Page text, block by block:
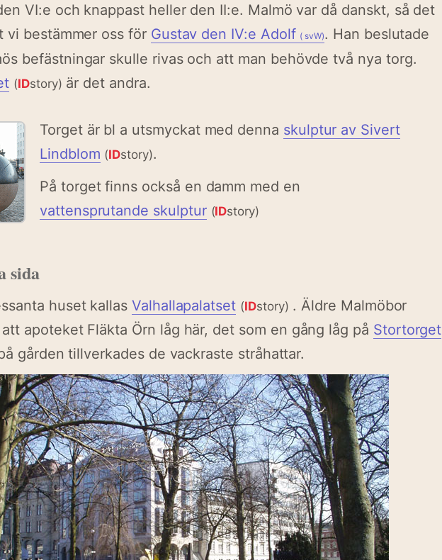
VI:e och knappast heller den II:e. Malmö var då danskt, så det
vi bestämmer oss för Gustav den IV:e Adolf ( svW). Han beslutade
befästningar skulle rivas och att man behövde två nya torg.
(IDstory) är det andra.
Torget är bl a utsmyckat med denna skulptur av Sivert
Lindblom (IDstory).
På torget finns också en damm med en
vattensprutande skulptur (IDstory)
sida
huset kallas Valhallapalatset (IDstory) . Äldre Malmöbor
apoteket Fläkta Örn låg här, det som en gång låg på Stortorget
gården tillverkades de vackraste stråhattar.